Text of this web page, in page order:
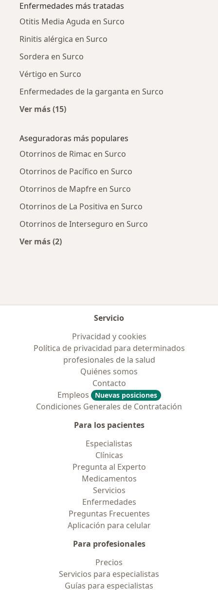
Enfermedades más tratadas
Otitis Media Aguda en Surco
Rinitis alérgica en Surco
Sordera en Surco
Vértigo en Surco
Enfermedades de la garganta en Surco
Ver más (15)
Aseguradoras más populares
Otorrinos de Rimac en Surco
Otorrinos de Pacífico en Surco
Otorrinos de Mapfre en Surco
Otorrinos de La Positiva en Surco
Otorrinos de Interseguro en Surco
Ver más (2)
Servicio
Privacidad y cookies
Política de privacidad para determinados
profesionales de la salud
Quiénes somos
Contacto
Empleos
Nuevas posiciones
Condiciones Generales de Contratación
Para los pacientes
Especialistas
Clínicas
Pregunta al Experto
Medicamentos
Servicios
Enfermedades
Preguntas Frecuentes
Aplicación para celular
Para profesionales
Precios
Servicios para especialistas
Guías para especialistas